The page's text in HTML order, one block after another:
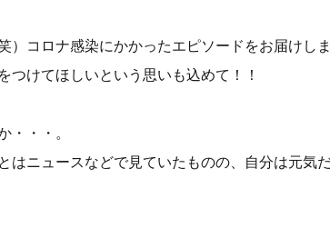
）コロナ感染にかかったエピソードをお届けしま
つけてほしいという思いも込めて！！
・・・。
はニュースなどで見ていたものの、自分は元気